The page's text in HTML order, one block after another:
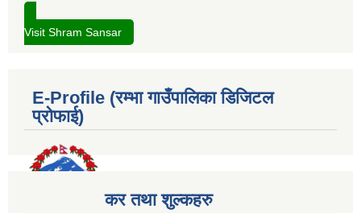
Visit Shram Sansar
E-Profile (रम्भा गाउँपालिका डिजिटल
प्रोफाई)
कर तथा शुल्कहरु